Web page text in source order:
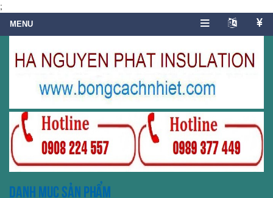
;
Danh mục sản phẩm